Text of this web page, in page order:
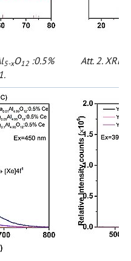
5-xO12 :0.5%
Att. 2. XRD